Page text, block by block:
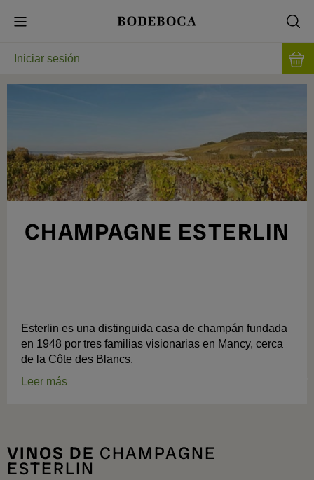
Iniciar sesión
CHAMPAGNE ESTERLIN
​Esterlin es una distinguida casa de champán fundada
en 1948 por tres familias visionarias en Mancy, cerca
de la Côte des Blancs.
Leer más
VINOS DE CHAMPAGNE
ESTERLIN